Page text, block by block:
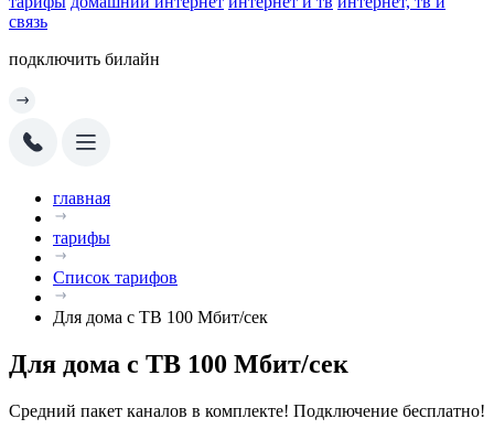
связь
подключить билайн
главная
тарифы
Список тарифов
Для дома с ТВ 100 Мбит/сек
Для дома с ТВ 100 Мбит/сек
Средний пакет каналов в комплекте! Подключение бесплатно!